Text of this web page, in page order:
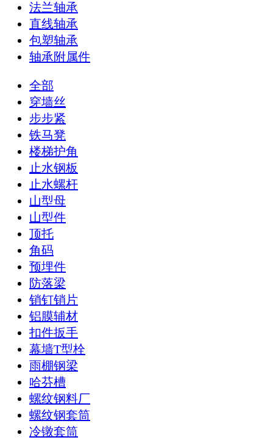
法兰轴承
直线轴承
包塑轴承
轴承附属件
全部
穿墙丝
步步紧
铁马凳
楼梯护角
止水钢板
止水螺杆
山型母
山型件
顶托
角码
预埋件
防落梁
销钉销片
铝膜辅材
扣件扳手
幕墙T型栓
雨棚钢梁
哈芬槽
螺纹钢料厂
螺纹钢套筒
冷镦套筒